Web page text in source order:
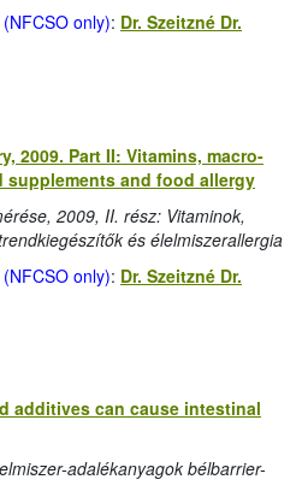
only): Dr. Szeitzné Dr.
2009. Part II: Vitamins, macro-
supplements and food allergy
2009, II. rész: Vitaminok,
és élelmiszerallergia
only): Dr. Szeitzné Dr.
additives can cause intestinal
adalékanyagok bélbarrier-